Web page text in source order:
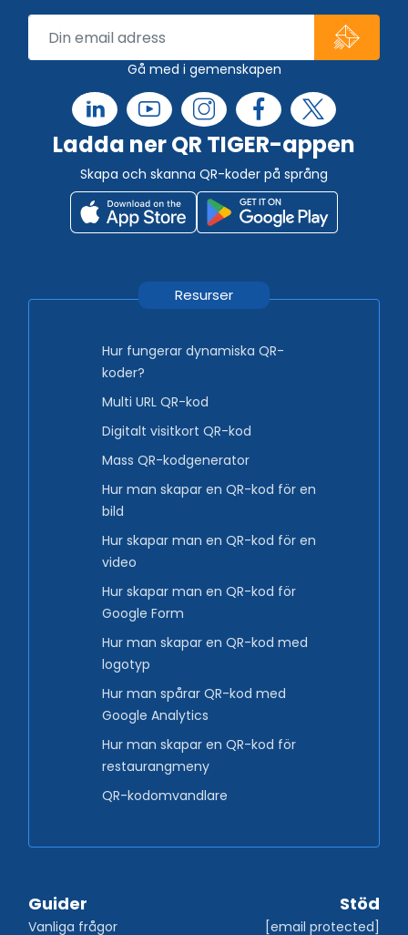
Gå med i gemenskapen
Ladda ner QR TIGER-appen
Skapa och skanna QR-koder på språng
Resurser
Hur fungerar dynamiska QR-
koder?
Multi URL QR-kod
Digitalt visitkort QR-kod
Mass QR-kodgenerator
Hur man skapar en QR-kod för en
bild
Hur skapar man en QR-kod för en
video
Hur skapar man en QR-kod för
Google Form
Hur man skapar en QR-kod med
logotyp
Hur man spårar QR-kod med
Google Analytics
Hur man skapar en QR-kod för
restaurangmeny
QR-kodomvandlare
Guider
Vanliga frågor
Stöd
[email protected]